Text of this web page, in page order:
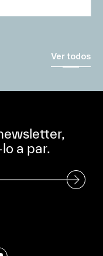
Ver todos
a par.